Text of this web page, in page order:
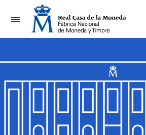
Navegación
Mostrar/Ocultar
Mostrar/Ocultar